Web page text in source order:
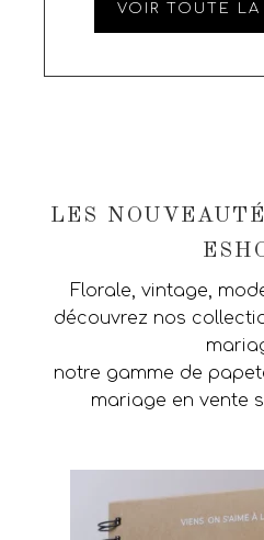
VOIR TOUTE
LES
Florale, vintage,
découvrez nos
notre gamme de
mariage en vente